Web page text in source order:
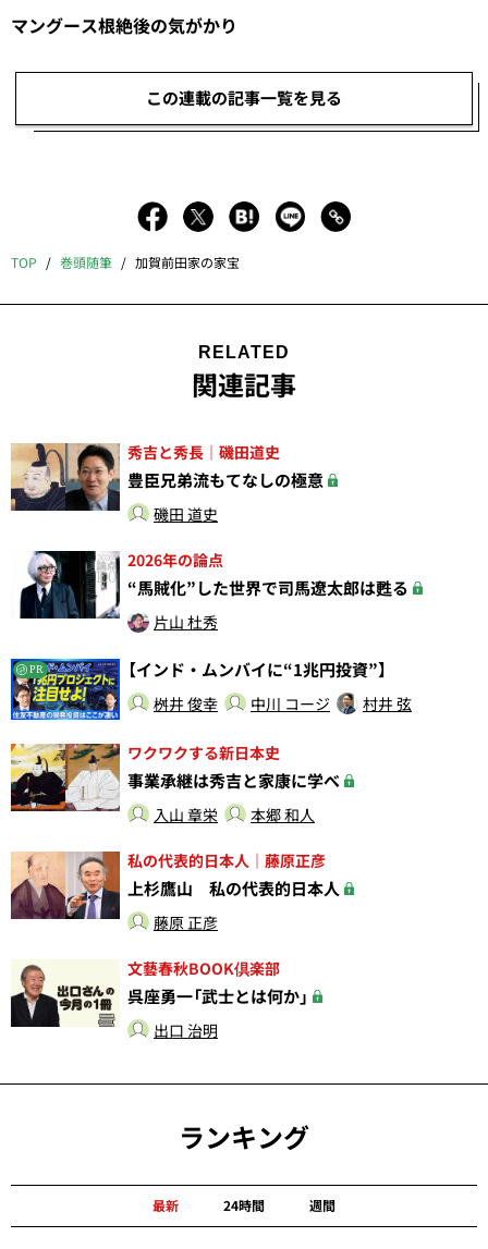
マングース根絶後の気がかり
この連載の記事一覧を見る
TOP 巻頭随筆 加賀前田家の家宝
RELATED
関連記事
秀吉と秀長｜磯田道史
豊臣兄弟流もてなしの極意
磯田 道史
2026年の論点
“馬賊化”した世界で司馬遼太郎は甦る
片山 杜秀
PR 【インド・ムンバイに“1兆円投資”】
桝井 俊幸 中川 コージ 村井 弦
ワクワクする新日本史
事業承継は秀吉と家康に学べ
入山 章栄 本郷 和人
私の代表的日本人｜藤原正彦
上杉鷹山 私の代表的日本人
藤原 正彦
文藝春秋BOOK倶楽部
呉座勇一「武士とは何か」
出口 治明
ランキング
最新 24時間 週間